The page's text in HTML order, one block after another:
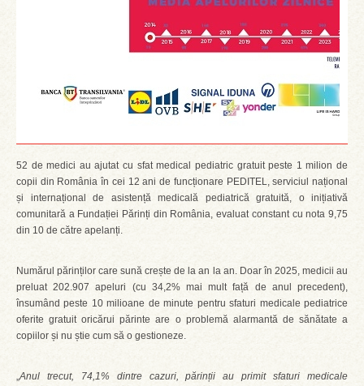
52 de medici au ajutat cu sfat medical pediatric gratuit peste 1 milion de
copii din România în cei 12 ani de funcționare PEDITEL, serviciul național
și internațional de asistență medicală pediatrică gratuită, o inițiativă
comunitară a Fundației Părinți din România, evaluat constant cu nota 9,75
din 10 de către apelanți.
Numărul părinților care sună crește de la an la an. Doar în 2025, medicii au
preluat 202.907 apeluri (cu 34,2% mai mult față de anul precedent),
însumând peste 10 milioane de minute pentru sfaturi medicale pediatrice
oferite gratuit oricărui părinte are o problemă alarmantă de sănătate a
copiilor și nu știe cum să o gestioneze.
„Anul trecut, 74,1% dintre cazuri, părinții au primit sfaturi medicale